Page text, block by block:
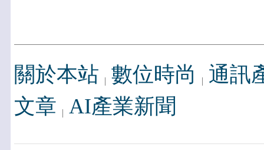
關於本站 數位時尚
通訊
文章 AI產業新聞